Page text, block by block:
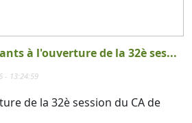
à l'ouverture de la 32è ses...
- 13:24:59
de la 32è session du CA de